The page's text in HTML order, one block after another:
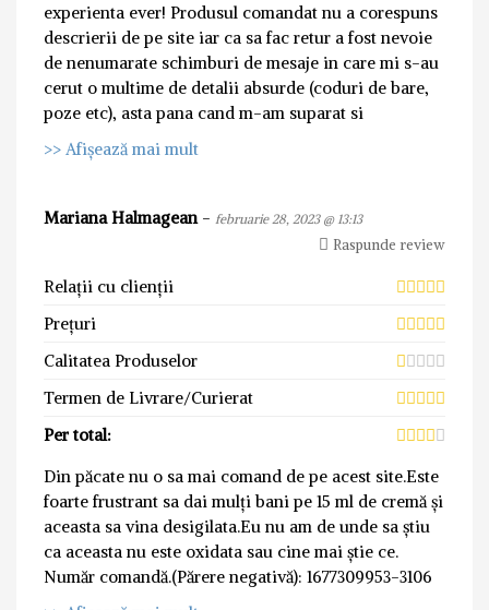
experienta ever! Produsul comandat nu a corespuns
descrierii de pe site iar ca sa fac retur a fost nevoie
de nenumarate schimburi de mesaje in care mi s-au
cerut o multime de detalii absurde (coduri de bare,
poze etc), asta pana cand m-am suparat si
>> Afișează mai mult
Mariana Halmagean - februarie 28, 2023 @ 13:13
Raspunde review
Relații cu clienții
Prețuri
Calitatea Produselor
Termen de Livrare/Curierat
Per total:
Din păcate nu o sa mai comand de pe acest site.Este
foarte frustrant sa dai mulți bani pe 15 ml de cremă și
aceasta sa vina desigilata.Eu nu am de unde sa știu
ca aceasta nu este oxidata sau cine mai știe ce.
Număr comandă.(Părere negativă): 1677309953-3106